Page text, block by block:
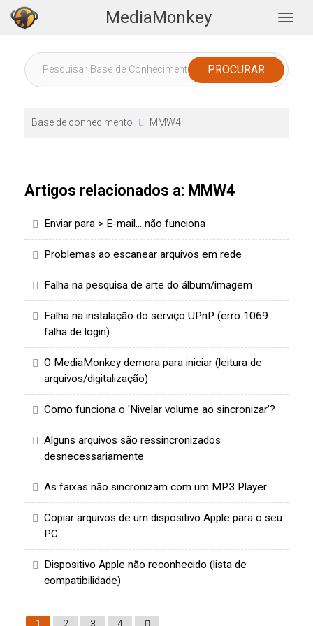
MediaMonkey
Base de conhecimento MMW4
Artigos relacionados a: MMW4
Enviar para > E-mail... não funciona
Problemas ao escanear arquivos em rede
Falha na pesquisa de arte do álbum/imagem
Falha na instalação do serviço UPnP (erro 1069
falha de login)
O MediaMonkey demora para iniciar (leitura de
arquivos/digitalização)
Como funciona o 'Nivelar volume ao sincronizar'?
Alguns arquivos são ressincronizados
desnecessariamente
As faixas não sincronizam com um MP3 Player
Copiar arquivos de um dispositivo Apple para o seu
PC
Dispositivo Apple não reconhecido (lista de
compatibilidade)